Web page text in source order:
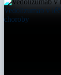
Vedolizumab v
choroby